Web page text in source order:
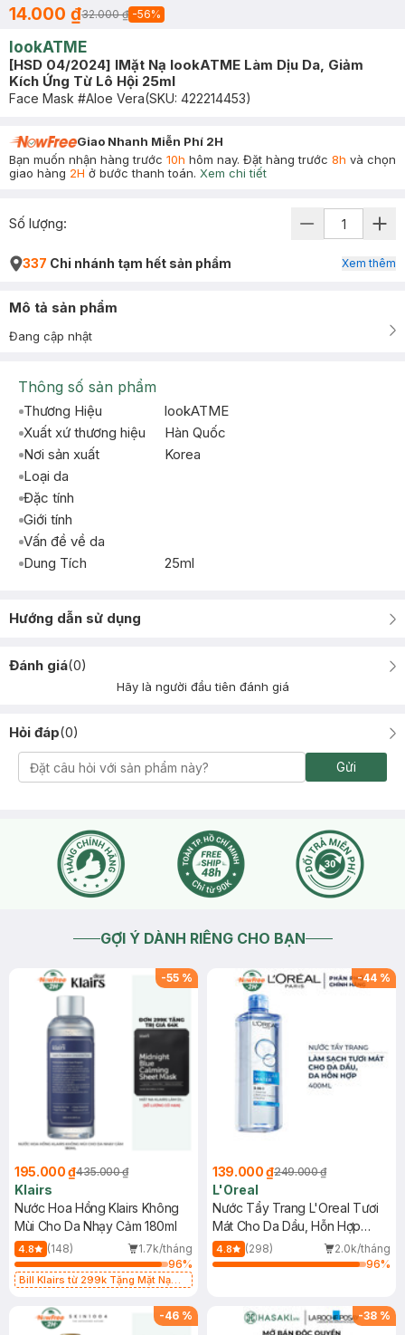
14.000 ₫32.000 ₫ -56%
lookATME
[HSD 04/2024] lMặt Nạ lookATME Làm Dịu Da, Giảm
Kích Ứng Từ Lô Hội 25ml
Face Mask #Aloe Vera(SKU: 422214453)
Giao Nhanh Miễn Phí 2H
Bạn muốn nhận hàng trước 10h hôm nay. Đặt hàng trước 8h và chọn
giao hàng 2H ở bước thanh toán. Xem chi tiết
Số lượng:
337 Chi nhánh tạm hết sản phẩm Xem thêm
Mô tả sản phẩm
Đang cập nhật
Thông số sản phẩm
Thương Hiệu
lookATME
Xuất xứ thương hiệu
Hàn Quốc
Nơi sản xuất
Korea
Loại da
Đặc tính
Giới tính
Vấn đề về da
Dung Tích
25ml
Hướng dẫn sử dụng
Đánh giá(0)
Hãy là người đầu tiên đánh giá
Hỏi đáp(0)
Gửi
GỢI Ý DÀNH RIÊNG CHO BẠN
-55 %
195.000 ₫435.000 ₫
Klairs
Nước Hoa Hồng Klairs Không
Mùi Cho Da Nhạy Cảm 180ml
4.8 (148)
1.7k/tháng
96%
Bill Klairs từ 299k Tặng Mặt Nạ
25ml (SL Có Hạn)
-44 %
139.000 ₫249.000 ₫
L'Oreal
Nước Tẩy Trang L'Oreal Tươi
Mát Cho Da Dầu, Hỗn Hợp
400ml
4.8 (298)
2.0k/tháng
96%
-46 % -38 %